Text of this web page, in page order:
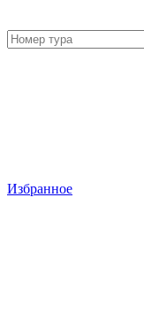
Избранное